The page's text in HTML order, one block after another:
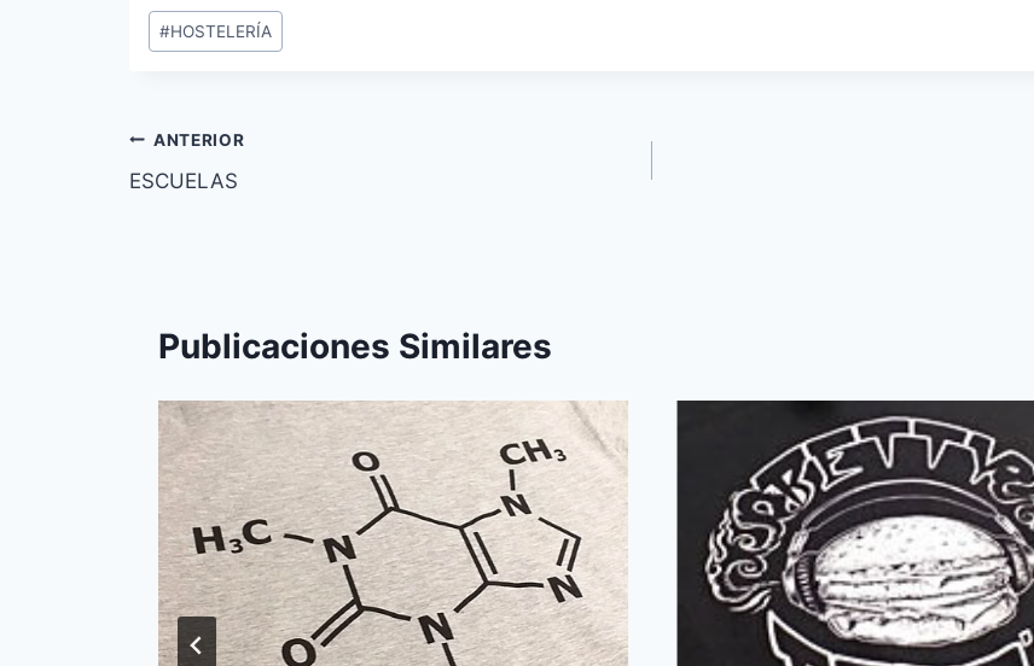
Etiquetas
de
#HOSTELERÍA
Navegación
de
ANTERIOR
ESCUELAS
Publicaciones Similares